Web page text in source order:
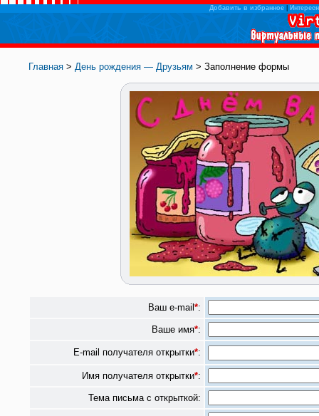
Добавить в избранное|
Главная > День рождения — Друзьям > Заполнение формы
Ваш e-mail *:
Ваше имя*:
E-mail получателя открытки*:
Имя получателя открытки*:
Тема письма с открыткой: